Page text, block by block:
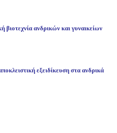
βιοτεχνία ανδρικών και γυναικείων
εξειδίκευση στα ανδρικά